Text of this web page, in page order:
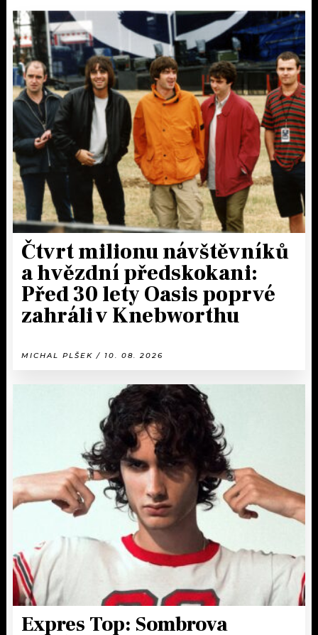
Čtvrt milionu návštěvníků
a hvězdní předskokani:
Před 30 lety Oasis poprvé
zahráli v Knebworthu
MICHAL PLŠEK / 10. 08. 2026
Expres Top: Sombrova